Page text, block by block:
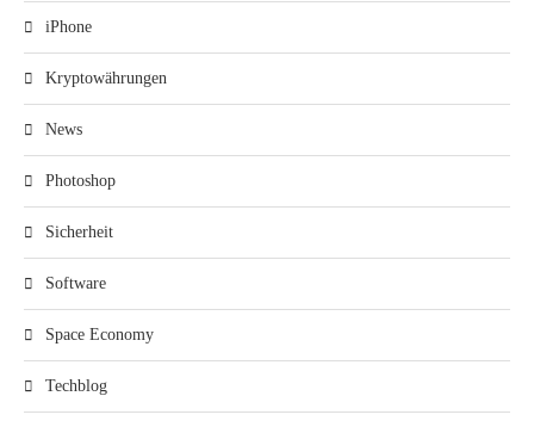
iPhone
Kryptowährungen
News
Photoshop
Sicherheit
Software
Space Economy
Techblog